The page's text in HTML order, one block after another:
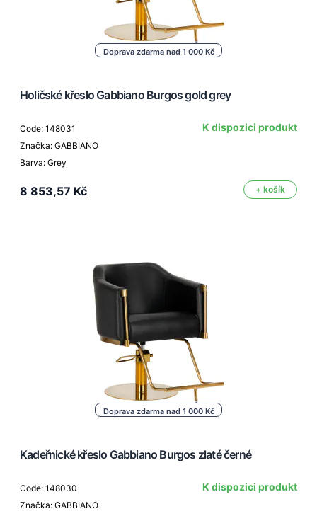
Doprava zdarma nad 1 000 Kč
Holičské křeslo Gabbiano Burgos gold grey
Code: 148031
Značka: GABBIANO
Barva: Grey
K dispozici produkt
8 853,57 Kč + košík
Doprava zdarma nad 1 000 Kč
Kadeřnické křeslo Gabbiano Burgos zlaté černé
Code: 148030
Značka: GABBIANO
K dispozici produkt